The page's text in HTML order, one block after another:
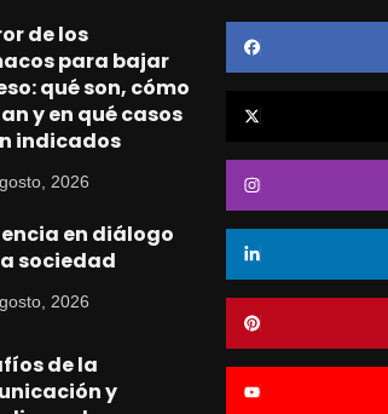
de los
para bajar
qué son, cómo
y en qué casos
indicados
2026
en diálogo
sociedad
2026
de la
y